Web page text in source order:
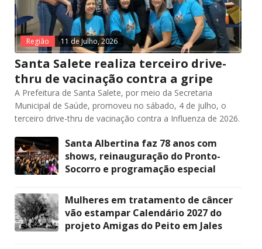
Região 11 de Julho, 2026
Santa Salete realiza terceiro drive-
thru de vacinação contra a gripe
A Prefeitura de Santa Salete, por meio da Secretaria
Municipal de Saúde, promoveu no sábado, 4 de julho, o
terceiro drive-thru de vacinação contra a Influenza de 2026.
Santa Albertina faz 78 anos com
shows, reinauguração do Pronto-
Socorro e programação especial
Mulheres em tratamento de câncer
vão estampar Calendário 2027 do
projeto Amigas do Peito em Jales